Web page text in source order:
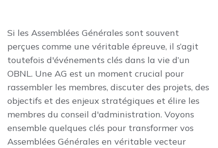
Si les Assemblées Générales sont souvent
perçues comme une véritable épreuve, il s’agit
toutefois d'événements clés dans la vie d’un
OBNL. Une AG est un moment crucial pour
rassembler les membres, discuter des projets, des
objectifs et des enjeux stratégiques et élire les
membres du conseil d'administration. Voyons
ensemble quelques clés pour transformer vos
Assemblées Générales en véritable vecteur